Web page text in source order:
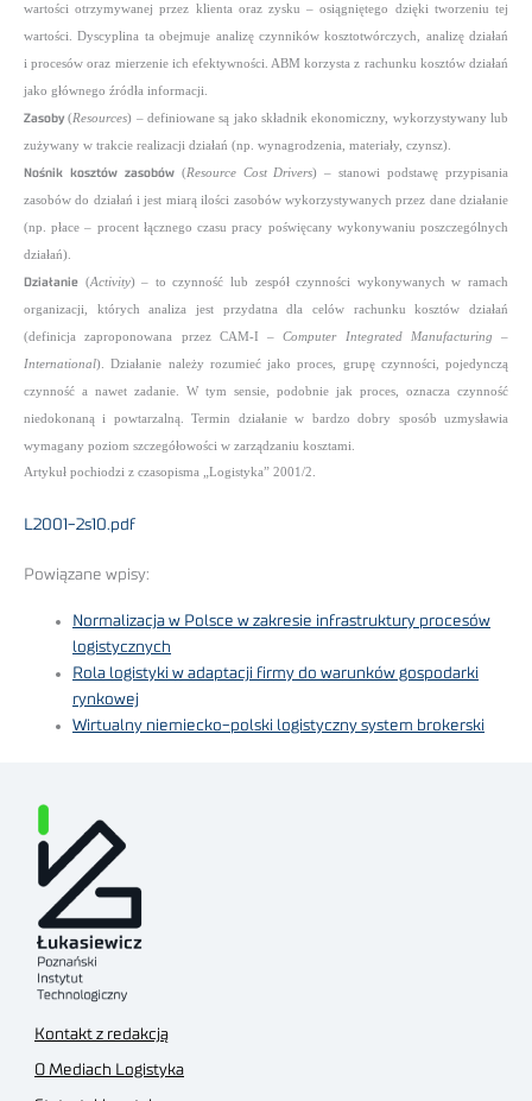
wartości otrzymywanej przez klienta oraz zysku – osiągniętego dzięki tworzeniu tej
wartości. Dyscyplina ta obejmuje analizę czynników kosztotwórczych, analizę działań
i procesów oraz mierzenie ich efektywności. ABM korzysta z rachunku kosztów działań
jako głównego źródła informacji.
Zasoby (Resources) – definiowane są jako składnik ekonomiczny, wykorzystywany lub
zużywany w trakcie realizacji działań (np. wynagrodzenia, materiały, czynsz).
Nośnik kosztów zasobów(Resource Cost Drivers) – stanowi podstawę przypisania
zasobów do działań i jest miarą ilości zasobów wykorzystywanych przez dane działanie
(np. płace – procent łącznego czasu pracy poświęcany wykonywaniu poszczególnych
działań).
Działanie (Activity) – to czynność lub zespół czynności wykonywanych w ramach
organizacji, których analiza jest przydatna dla celów rachunku kosztów działań
(definicja zaproponowana przez CAM-I –Computer Integrated Manufacturing –
International). Działanie należy rozumieć jako proces, grupę czynności, pojedynczą
czynność a nawet zadanie. W tym sensie, podobnie jak proces, oznacza czynność
niedokonaną i powtarzalną. Termin działanie w bardzo dobry sposób uzmysławia
wymagany poziom szczegółowości w zarządzaniu kosztami.
Artykuł pochiodzi z czasopisma „Logistyka” 2001/2.
L2001-2s10.pdf
Powiązane wpisy:
Normalizacja w Polsce w zakresie infrastruktury procesów
logistycznych
Rola logistyki w adaptacji firmy do warunków gospodarki
rynkowej
Wirtualny niemiecko-polski logistyczny system brokerski
Kontakt z redakcją
O Mediach Logistyka